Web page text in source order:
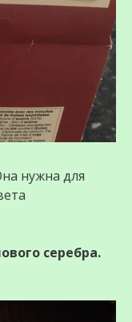
нужна для
серебра.